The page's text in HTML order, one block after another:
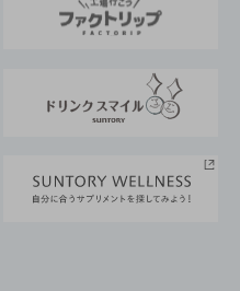
ナビリティ経営